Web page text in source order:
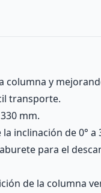
columna y
transporte.
mm.
inclinación de 0° a
para el
de la columna